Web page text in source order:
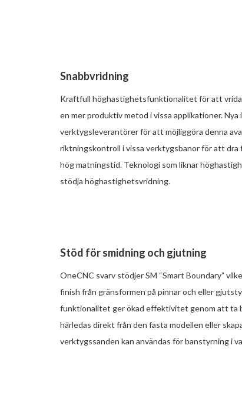
Snabbvridning
Kraftfull höghastighetsfunktionalitet för att vrida
en mer produktiv metod i vissa applikationer.
verktygsleverantörer för att möjliggöra denna
riktningskontroll i vissa verktygsbanor för att dra
hög matningstid. Teknologi som liknar
stödja höghastighetsvridning.
Stöd för smidning och gjutning
OneCNC svarv stödjer SM “Smart Boundary”
finish från gränsformen på pinnar och eller
funktionalitet ger ökad effektivitet genom att ta
härledas direkt från den fasta modellen eller
verktygssanden kan användas för banstyrning i